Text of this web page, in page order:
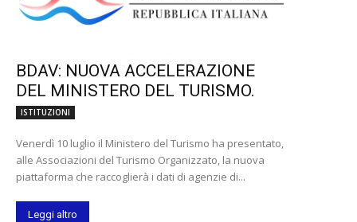
BDAV: NUOVA ACCELERAZIONE
DEL MINISTERO DEL TURISMO.
ISTITUZIONI
Venerdì 10 luglio il Ministero del Turismo ha presentato,
alle Associazioni del Turismo Organizzato, la nuova
piattaforma che raccoglierà i dati di agenzie di...
Leggi altro